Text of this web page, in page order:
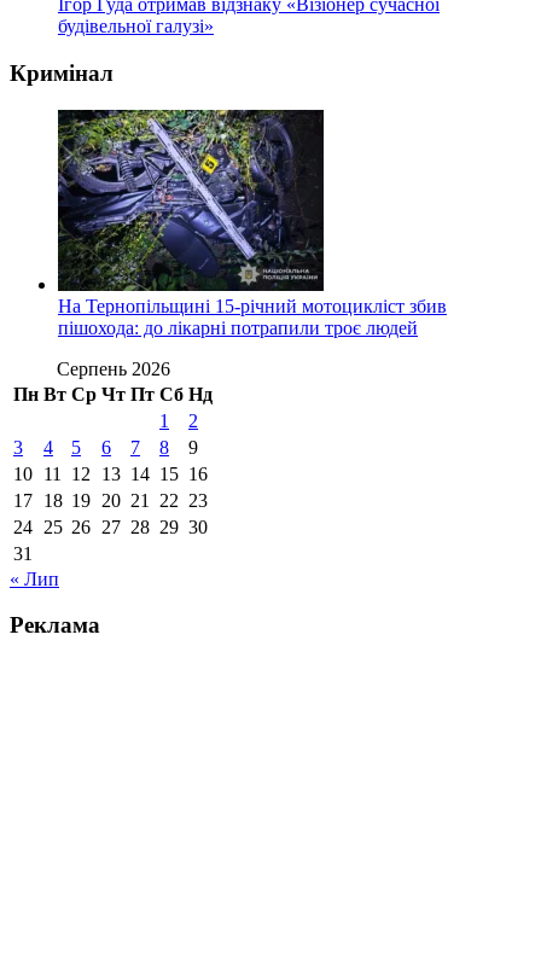
Ігор Гуда отримав відзнаку «Візіонер сучасної
будівельної галузі»
Кримінал
На Тернопільщині 15-річний мотоцикліст збив
пішохода: до лікарні потрапили троє людей
Серпень 2026
Пн Вт Ср Чт Пт Сб Нд
1
2
3
4 5 6 7 8
9
10 11 12 13 14 15 16
17 18 19 20 21 22 23
24 25 26 27 28 29 30
31
« Лип
Реклама